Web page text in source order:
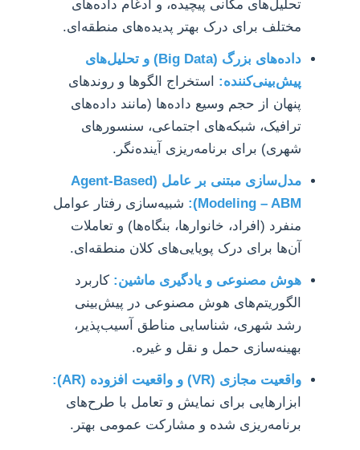
تحلیل‌های مکانی پیچیده، و ادغام داده‌های
مختلف برای درک بهتر پدیده‌های منطقه‌ای.
داده‌های بزرگ (Big Data) و تحلیل‌های
پیش‌بینی‌کننده: استخراج الگوها و روندهای
پنهان از حجم وسیع داده‌ها (مانند داده‌های
ترافیک، شبکه‌های اجتماعی، سنسورهای
شهری) برای برنامه‌ریزی آینده‌نگر.
مدل‌سازی مبتنی بر عامل (Agent-Based
Modeling – ABM):
شبیه‌سازی رفتار عوامل
منفرد (افراد، خانوارها، بنگاه‌ها) و تعاملات
آن‌ها برای درک پویایی‌های کلان منطقه‌ای.
هوش مصنوعی و یادگیری ماشین: کاربرد
الگوریتم‌های هوش مصنوعی در پیش‌بینی
رشد شهری، شناسایی مناطق آسیب‌پذیر،
بهینه‌سازی حمل و نقل و غیره.
واقعیت مجازی (VR) و واقعیت افزوده (AR):
ابزارهایی برای نمایش و تعامل با طرح‌های
برنامه‌ریزی شده و مشارکت عمومی بهتر.